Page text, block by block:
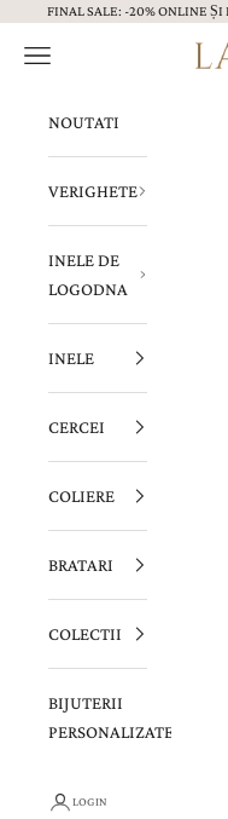
Sari la continut
FINAL SALE: -20% ONLINE ȘI
Menu
NOUTATI
VERIGHETE
INELE DE
LOGODNA
INELE
CERCEI
COLIERE
BRATARI
COLECTII
BIJUTERII
PERSONALIZATE
LOGIN